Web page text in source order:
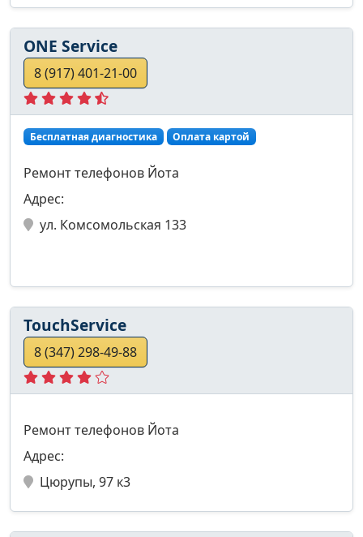
ONE Service
8 (917) 401-21-00
Бесплатная диагностика Оплата картой
Ремонт телефонов Йота
Адрес:
ул. Комсомольская 133
TouchService
8 (347) 298-49-88
Ремонт телефонов Йота
Адрес:
Цюрупы, 97 к3